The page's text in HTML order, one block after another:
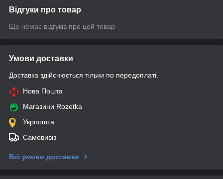
Відгуки про товар
Ще немає відгуків про цей товар
Умови доставки
Доставка здійснюється тільки по передоплаті.
Нова Пошта
Магазини Rozetka
Укрпошта
Самовивіз
Всі умови доставки